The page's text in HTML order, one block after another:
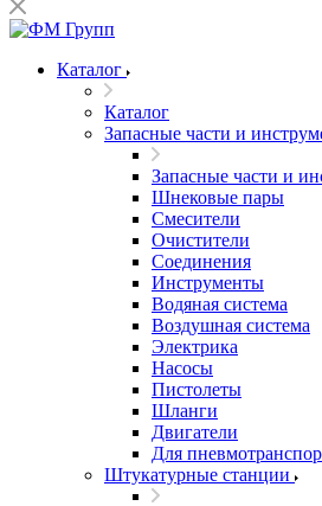
Каталог
Каталог
Запасные части и
Запасные части и
Шнековые пары
Смесители
Очистители
Соединения
Инструменты
Водяная система
Воздушная система
Электрика
Насосы
Пистолеты
Шланги
Двигатели
Для
Штукатурные станции